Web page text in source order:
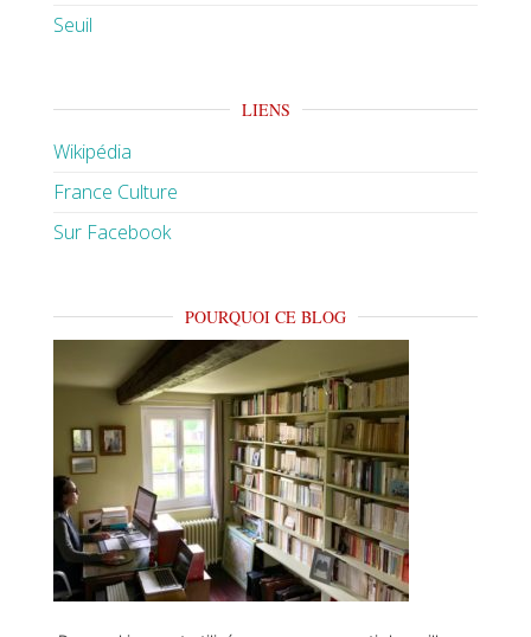
Seuil
LIENS
Wikipédia
France Culture
Sur Facebook
POURQUOI CE BLOG